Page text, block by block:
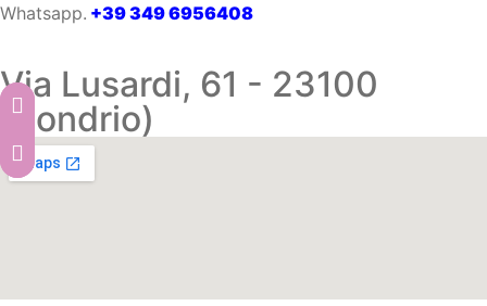
Whatsapp. +39 349 6956408
Via Lusardi, 61 - 23100
(Sondrio)